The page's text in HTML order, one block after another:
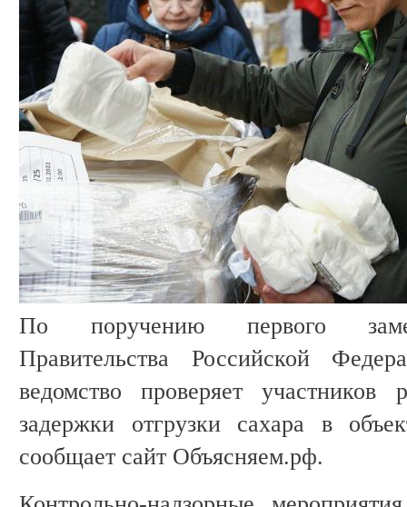
По поручению первого
Правительства Российской
ведомство проверяет
задержки отгрузки сахара в
сообщает сайт Объясняем.рф.